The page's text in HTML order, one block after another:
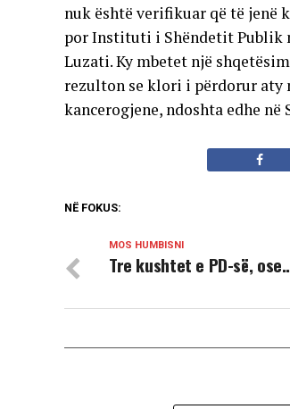
nuk është verifikuar që të jenë
por Instituti i Shëndetit Publik
Luzati. Ky mbetet një
rezulton se klori i përdorur aty
kancerogjene, ndoshta edhe
NË FOKUS:
MOS HUMBISNI
Tre kushtet e PD-së,